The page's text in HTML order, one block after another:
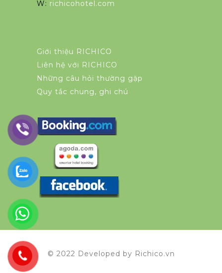
W: richicohotel.com
Giới thiệu RICHICO
Liên hệ với RICHICO
Những câu hỏi thường gặp
Quy tắc chung, ghi chú
© 2022 Developed by Richico.vn